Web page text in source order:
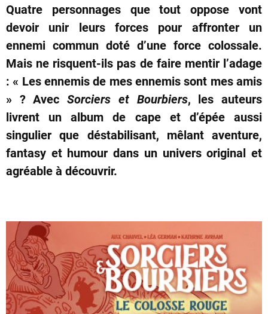
Quatre personnages que tout oppose vont
devoir unir leurs forces pour affronter un
ennemi commun doté d’une force colossale.
Mais ne risquent-ils pas de faire mentir l’adage
: « Les ennemis de mes ennemis sont mes amis
» ? AvecSorciers et Bourbiers, les auteurs
livrent un album de cape et d’épée aussi
singulier que déstabilisant, mêlant aventure,
fantasy et humour dans un univers original et
agréable à découvrir.